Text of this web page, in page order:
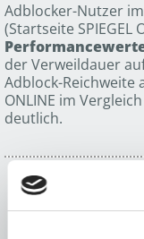
Adblocker-Nutzer
(Startseite SPIEGEL
der Verweildauer
Adblock-Reichweite
ONLINE im
deutlich.